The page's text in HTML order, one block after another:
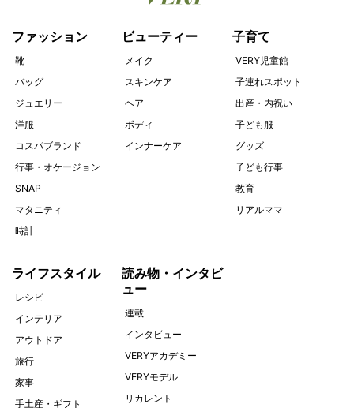
ファッション
靴
バッグ
ジュエリー
洋服
コスパブランド
行事・オケージョン
SNAP
マタニティ
時計
ビューティー
メイク
スキンケア
ヘア
ボディ
インナーケア
子育て
VERY児童館
子連れスポット
出産・内祝い
子ども服
グッズ
子ども行事
教育
リアルママ
ライフスタイル
レシピ
インテリア
アウトドア
旅行
家事
手土産・ギフト
読み物・インタビ
ュー
連載
インタビュー
VERYアカデミー
VERYモデル
リカレント